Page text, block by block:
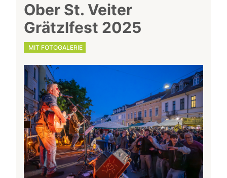
Ober St. Veiter
Grätzlfest 2025
MIT FOTOGALERIE